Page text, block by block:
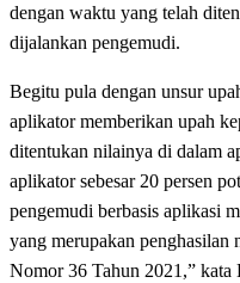
dengan waktu yang telah
dijalankan pengemudi.
Begitu pula dengan unsur
aplikator memberikan upah
ditentukan nilainya di dalam
aplikator sebesar 20 persen
pengemudi berbasis aplikasi
yang merupakan penghasilan
Nomor 36 Tahun 2021,” kata